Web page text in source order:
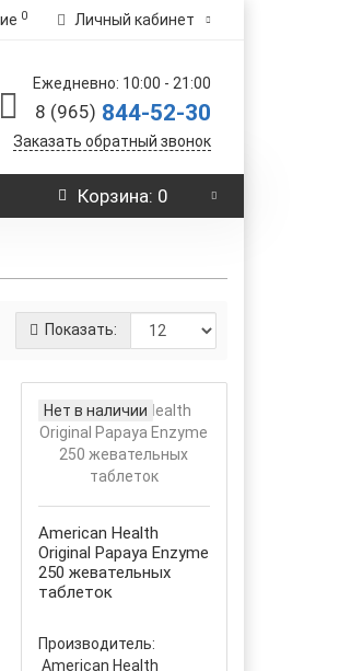
0 Личный кабинет
Ежедневно: 10:00 - 21:00
8 (965) 844-52-30
Заказать обратный звонок
Корзина: 0
Показать:
Нет в наличии
American Health
Original Papaya Enzyme
250 жевательных
таблеток
Производитель:
American Health